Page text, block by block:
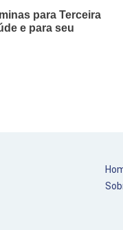
para Terceira
e para seu